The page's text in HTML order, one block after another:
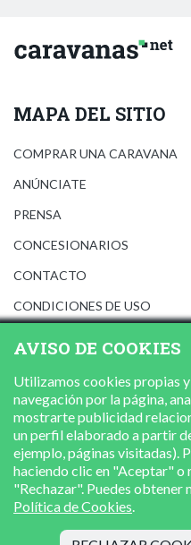
MAPA DEL SITIO
COMPRAR UNA CARAVANA
ANÚNCIATE
PRENSA
CONCESIONARIOS
CONTACTO
CONDICIONES DE USO
POLÍTICA DE COOKIES
AVISO DE COOKIES
Utilizamos cookies propias
navegación por la página,
mostrarte publicidad
un perfil elaborado a partir
ejemplo, páginas visitadas).
haciendo clic en "Aceptar" o
"Rechazar". Puedes obtener
Política de Cookies.